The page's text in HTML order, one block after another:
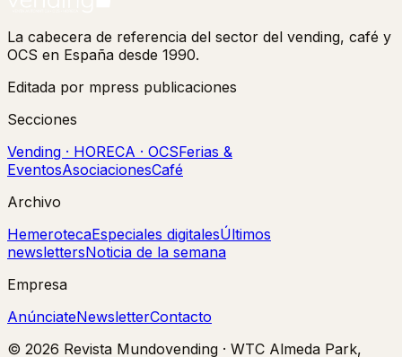
La cabecera de referencia del sector del vending, café y
OCS en España desde 1990.
Editada por mpress publicaciones
Secciones
Vending · HORECA · OCSFerias &
EventosAsociacionesCafé
Archivo
HemerotecaEspeciales digitalesÚltimos
newslettersNoticia de la semana
Empresa
AnúnciateNewsletterContacto
© 2026 Revista Mundovending · WTC Almeda Park,